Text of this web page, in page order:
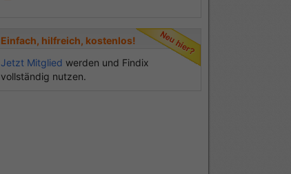
Einfach, hilfreich, kostenlos!
Jetzt Mitglied werden und Findix
vollständig nutzen.